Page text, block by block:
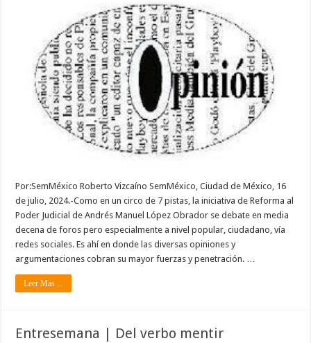
Por:SemMéxico Roberto Vizcaíno SemMéxico, Ciudad de México, 16
de julio, 2024.-Como en un circo de 7 pistas, la iniciativa de Reforma al
Poder Judicial de Andrés Manuel López Obrador se debate en media
decena de foros pero especialmente a nivel popular, ciudadano, vía
redes sociales. Es ahí en donde las diversas opiniones y
argumentaciones cobran su mayor fuerzas y penetración. …
Leer Mas ...
Entresemana | Del verbo mentir